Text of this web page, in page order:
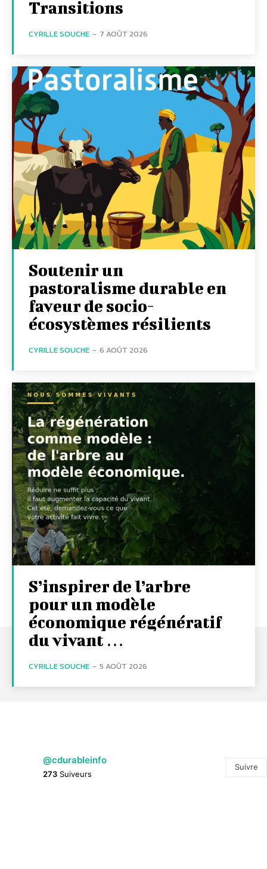
Transitions
CYRILLE SOUCHE - 7 AOÛT 2026
Soutenir un
pastoralisme durable en
faveur de socio-
écosystèmes résilients
CYRILLE SOUCHE - 6 AOÛT 2026
S’inspirer de l’arbre
pour un modèle
économique régénératif
du vivant …
CYRILLE SOUCHE - 5 AOÛT 2026
@cdurableinfo
273 Suiveurs
Suivre